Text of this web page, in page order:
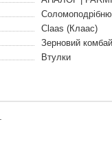
Claas (Клаас)
Зерновий
Втулки